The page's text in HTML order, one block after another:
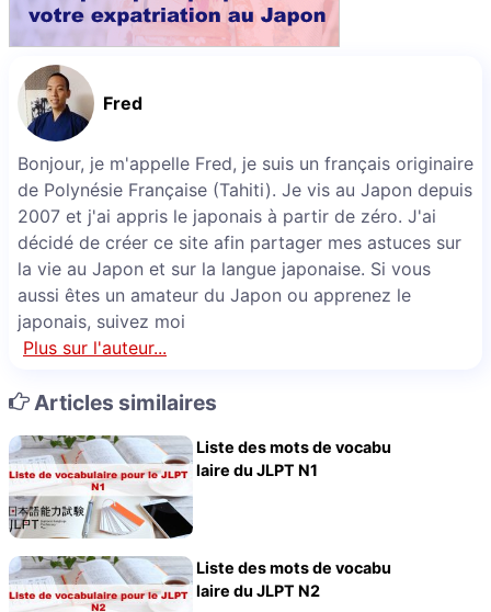
Fred
Bonjour, je m'appelle Fred, je suis un français originaire
de Polynésie Française (Tahiti). Je vis au Japon depuis
2007 et j'ai appris le japonais à partir de zéro. J'ai
décidé de créer ce site afin partager mes astuces sur
la vie au Japon et sur la langue japonaise. Si vous
aussi êtes un amateur du Japon ou apprenez le
japonais, suivez moi
Plus sur l'auteur...
Articles similaires
Liste des mots de vocabu
laire du JLPT N1
Liste des mots de vocabu
laire du JLPT N2